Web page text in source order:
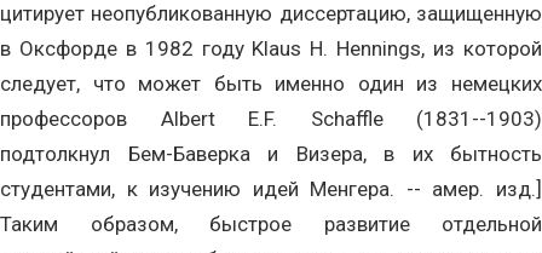
цитирует неопубликованную диссертацию, защищенную
в Оксфорде в 1982 году Klaus H. Hennings, из которой
следует, что может быть именно один из немецких
профессоров Albert E.F. Schaffle (1831--1903)
подтолкнул Бем-Баверка и Визера, в их бытность
студентами, к изучению идей Менгера. -- амер. изд.]
Таким образом, быстрое развитие отдельной